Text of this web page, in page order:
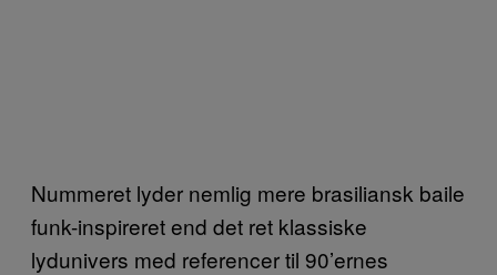
Nummeret lyder nemlig mere brasiliansk baile
funk-inspireret end det ret klassiske
lydunivers med referencer til 90’ernes